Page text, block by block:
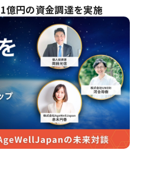
円の資金調達を実施